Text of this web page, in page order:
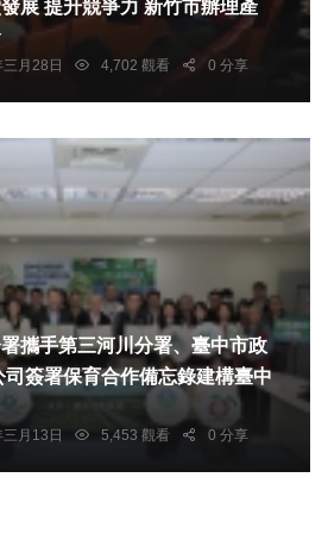
市辦理產
月28日 4,702 觀看 0 分享
攜手第三河川分署、臺中市政
司簽署保育合作備忘錄建構臺中
月13日 5,453 觀看 0 分享